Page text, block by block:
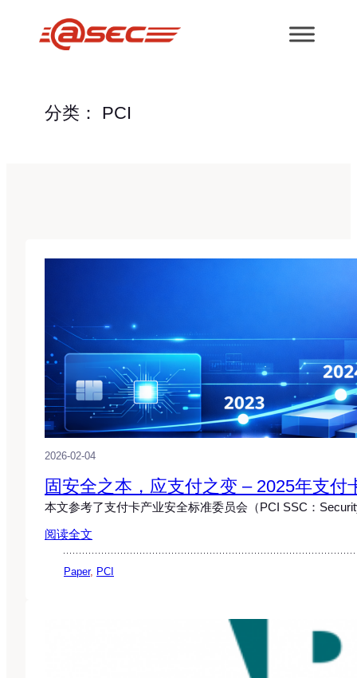
分类： PCI
2026-02-04
固安全之本，应支付之变 – 2025年支付
本文参考了支付卡产业安全标准委员会（PCI SSC：
阅读全文
Paper, PCI